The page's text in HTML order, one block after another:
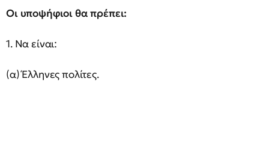
Οι υποψήφιοι θα πρέπει:
1. Να είναι:
(α) Έλληνες πολίτες.